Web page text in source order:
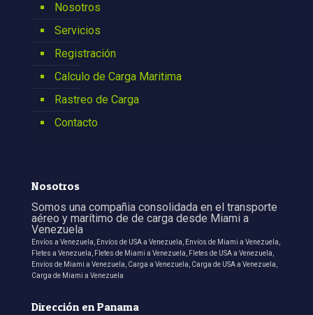
Nosotros
Servicios
Registración
Calculo de Carga Maritima
Rastreo de Carga
Contacto
Nosotros
Somos una compañia consolidada en el transporte
aéreo y marítimo de de carga desde Miami a
Venezuela
Envíos a Venezuela, Envíos de USA a Venezuela, Envíos de Miami a Venezuela,
Fletes a Venezuela, Fletes de Miami a Venezuela, Fletes de USA a Venezuela,
Envíos de Miami a Venezuela, Carga a Venezuela, Carga de USA a Venezuela,
Carga de Miami a Venezuela
Dirección en Panama